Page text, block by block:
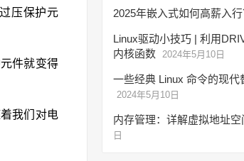
压保护元
件就变得
我们对电
2025年嵌入式如何高薪入行
Linux驱动小技巧 | 利用
内核函数 2024年5月10日
一些经典 Linux 命令的现代
2024年5月10日
内存管理：详解虚拟地址
日